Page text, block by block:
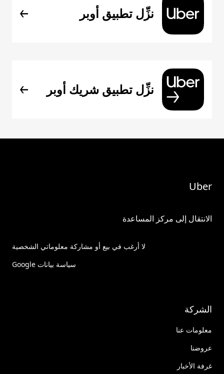
نزِّل تطبيق أوبر
نزِّل تطبيق شريك أوبر
Uber
الانتقال إلى مركز المساعدة
لا أرغب في بيع أو مشاركة معلوماتي الشخصية
سياسة بيانات Google
الشركة
معلومات عنا
عروضنا
غرفة الأخبار